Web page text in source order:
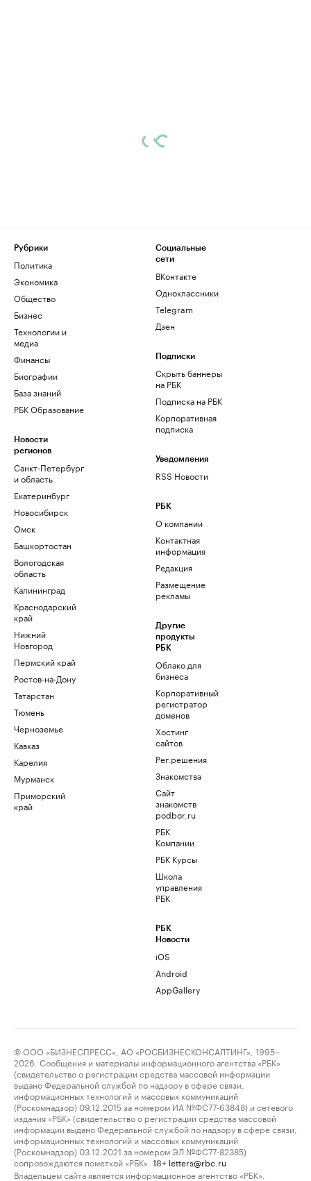
Рубрики
Политика
Экономика
Общество
Бизнес
Технологии и
медиа
Финансы
Биографии
База знаний
РБК Образование
Новости
регионов
Санкт-Петербург
и область
Екатеринбург
Новосибирск
Омск
Башкортостан
Вологодская
область
Калининград
Краснодарский
край
Нижний
Новгород
Пермский край
Ростов-на-Дону
Татарстан
Тюмень
Черноземье
Кавказ
Карелия
Мурманск
Приморский
край
Социальные
сети
ВКонтакте
Одноклассники
Telegram
Дзен
Подписки
Скрыть баннеры
на РБК
Подписка на РБК
Корпоративная
подписка
Уведомления
RSS Новости
РБК
О компании
Контактная
информация
Редакция
Размещение
рекламы
Другие
продукты
РБК
Облако для
бизнеса
Корпоративный
регистратор
доменов
Хостинг
сайтов
Рег.решения
Знакомства
Сайт
знакомств
podbor.ru
РБК
Компании
РБК Курсы
Школа
управления
РБК
РБК
Новости
iOS
Android
AppGallery
© ООО «БИЗНЕСПРЕСС», АО «РОСБИЗНЕСКОНСАЛТИНГ», 1995–
2026. Сообщения и материалы информационного агентства «РБК»
(свидетельство о регистрации средства массовой информации
выдано Федеральной службой по надзору в сфере связи,
информационных технологий и массовых коммуникаций
(Роскомнадзор) 09.12.2015 за номером ИА №ФС77-63848) и сетевого
издания «РБК» (свидетельство о регистрации средства массовой
информации выдано Федеральной службой по надзору в сфере связи,
информационных технологий и массовых коммуникаций
(Роскомнадзор) 03.12.2021 за номером ЭЛ №ФС77-82385)
сопровождаются пометкой «РБК».
18+ letters@rbc.ru
Владельцем сайта является информационное агентство «РБК».